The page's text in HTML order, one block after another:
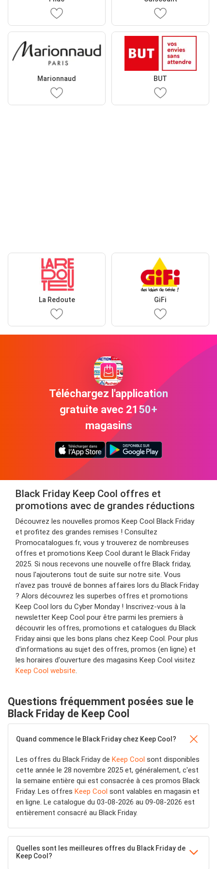
Marionnaud BUT
La Redoute GiFi
Téléchargez l'application
gratuite avec 2150+
magasins
Black Friday Keep Cool offres et
promotions avec de grandes réductions
Découvrez les nouvelles promos Keep Cool Black Friday
et profitez des grandes remises ! Consultez
Promocatalogues.fr, vous y trouverez de nombreuses
offres et promotions Keep Cool durant le Black Friday
2025. Si nous recevons une nouvelle offre Black friday,
nous l'ajouterons tout de suite sur notre site. Vous
n'avez pas trouvé de bonnes affaires lors du Black Friday
? Alors découvrez les superbes offres et promotions
Keep Cool lors du Cyber Monday ! Inscrivez-vous à la
newsletter Keep Cool pour être parmi les premiers à
découvrir les offres, promotions et catalogues du Black
Friday ainsi que les bons plans chez Keep Cool. Pour plus
d'informations au sujet des offres, promos (en ligne) et
les horaires d'ouverture des magasins Keep Cool visitez
Keep Cool website.
Questions fréquemment posées sue le
Black Friday de Keep Cool
Quand commence le Black Friday chez Keep Cool?
Les offres du Black Friday de Keep Cool sont disponibles
cette année le 28 novembre 2025 et, généralement, c'est
la semaine entière qui est consacrée à ces promos Black
Friday. Les offres Keep Cool sont valables en magasin et
en ligne. Le catalogue du 03-08-2026 au 09-08-2026 est
entièrement consacré au Black Friday.
Quelles sont les meilleures offres du Black Friday de
Keep Cool?